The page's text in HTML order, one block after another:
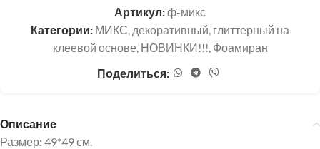
Артикул:ф-микс
Категории: МИКС, декоративный, глиттерный на
клеевой основе, НОВИНКИ!!!, Фоамиран
Поделиться:
Описание
Размер: 49*49 см.